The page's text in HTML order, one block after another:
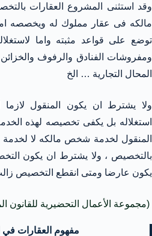
وقد استثنى المشروع العقارات
مالكه فى عقار مملوك له ويخصصه اما
توضع على قواعد مثبته واما
ومفروشات الفنادق والرفوف
المحال التجارية … الخ
ولا يشترط ان يكون المنقول لازما
استغلاله بل يكفى تخصيصه لهذه
المنقول لخدمة شخص مالكه لا لخدمة
بالتخصيص ، ولا يشترط ان يكون
يكون عارضا ومتى انقطع التخصيص
(مجموعة الأعمال التحضيرية للقانون المدني –
مفهوم العقارات في